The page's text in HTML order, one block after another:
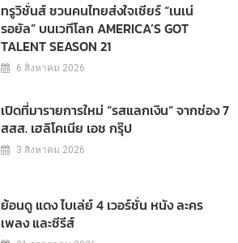
ทรูวิชั่นส์ ชวนคนไทยส่งใจเชียร์ “เนเน่
รอยัล” บนเวทีโลก AMERICA’S GOT
TALENT SEASON 21
6 สิงหาคม 2026
เปิดที่มารายการใหม่ “รสแลกเงิน” จากช่อง 7
สสส. เฮลิโคเนีย เอช กรุ๊ป
3 สิงหาคม 2026
ย้อนดู แดง ไบเล่ย์ 4 เวอร์ชั่น หนัง ละคร
เพลง และซีรีส์